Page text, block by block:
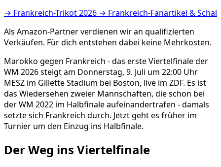
→ Frankreich-Trikot 2026 → Frankreich-Fanartikel & Schal
Als Amazon-Partner verdienen wir an qualifizierten
Verkäufen. Für dich entstehen dabei keine Mehrkosten.
Marokko gegen Frankreich - das erste Viertelfinale der
WM 2026 steigt am Donnerstag, 9. Juli um 22:00 Uhr
MESZ im Gillette Stadium bei Boston, live im ZDF. Es ist
das Wiedersehen zweier Mannschaften, die schon bei
der WM 2022 im Halbfinale aufeinandertrafen - damals
setzte sich Frankreich durch. Jetzt geht es früher im
Turnier um den Einzug ins Halbfinale.
Der Weg ins Viertelfinale